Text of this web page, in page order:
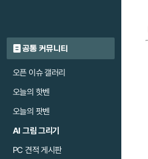
공통 커뮤니티
오픈 이슈 갤러리
오늘의 핫벤
오늘의 팟벤
AI 그림 그리기
PC 견적 게시판